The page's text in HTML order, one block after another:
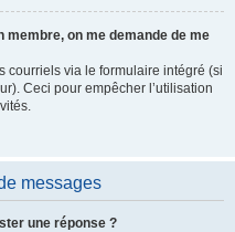
membre, on me demande de me
courriels via le formulaire intégré (si
Ceci pour empêcher l’utilisation
messages
une réponse ?